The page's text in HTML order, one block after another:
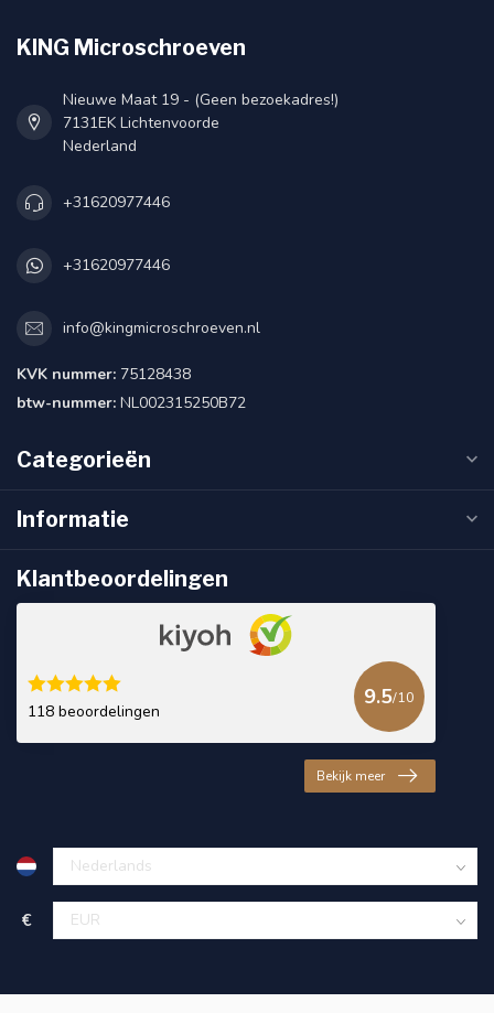
KING Microschroeven
Nieuwe Maat 19 - (Geen bezoekadres!)
7131EK Lichtenvoorde
Nederland
+31620977446
+31620977446
info@kingmicroschroeven.nl
KVK nummer: 75128438
btw-nummer: NL002315250B72
Categorieën
Informatie
Klantbeoordelingen
118 beoordelingen
9.5/10
Bekijk meer
€